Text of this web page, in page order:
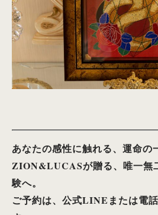
あなたの感性に触れる、運命の
ZION&LUCASが贈る、唯一無
験へ。
ご予約は、公式LINEまたは電